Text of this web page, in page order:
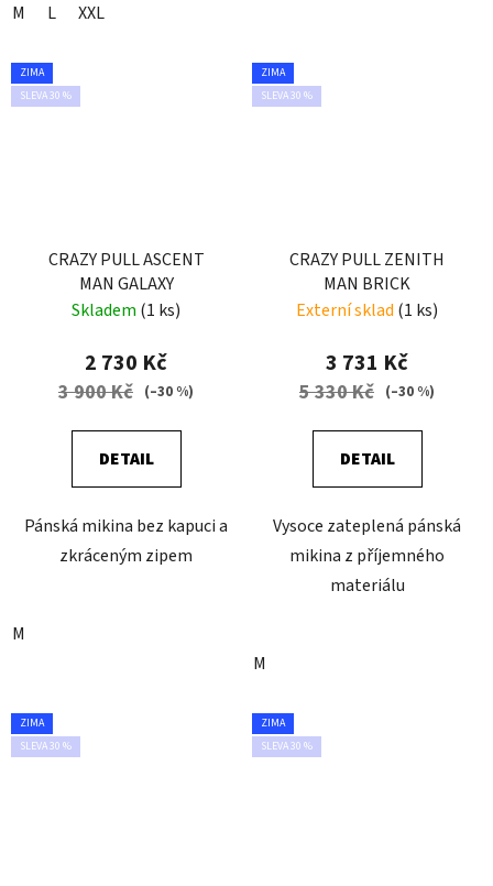
M L XXL
ZIMA
SLEVA 30 %
CRAZY PULL ASCENT
MAN GALAXY
Skladem (1 ks)
2 730 Kč
3 900 Kč (–30 %)
DETAIL
Pánská mikina bez kapuci a
zkráceným zipem
M
ZIMA
SLEVA 30 %
CRAZY PULL ZENITH
MAN BRICK
Externí sklad (1 ks)
3 731 Kč
5 330 Kč (–30 %)
DETAIL
Vysoce zateplená pánská
mikina z příjemného
materiálu
M
ZIMA
SLEVA 30 %
ZIMA
SLEVA 30 %